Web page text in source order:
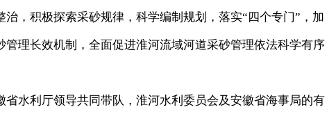
，积极探索采砂规律，科学编制规划，落实“四个专门”，加
理长效机制，全面促进淮河流域河道采砂管理依法科学有序
利厅领导共同带队，淮河水利委员会及安徽省海事局的有